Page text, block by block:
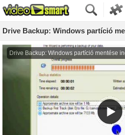
Drive Backup: Windows partíció